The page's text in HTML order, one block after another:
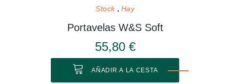
Stock Hay
Portavelas W&S Soft
55,80 €
AÑADIR A LA CESTA